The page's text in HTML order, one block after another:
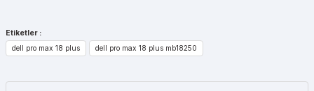
tarafımıza iletebilirsiniz.
Görüş ve önerileriniz için teşekkür ederiz.
Etiketler :
dell pro max 18 plus
dell pro max 18 plus mb18250